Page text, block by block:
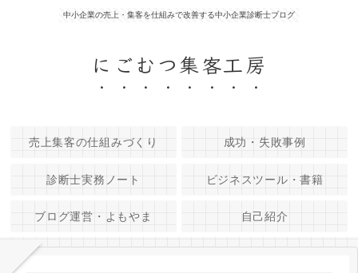
中小企業の売上・集客を仕組みで改善する中小企業診断士ブログ
にごむつ集客工房
売上集客の仕組みづくり 成功・失敗事例
診断士実務ノート ビジネスツール・書籍
ブログ運営・よもやま 自己紹介